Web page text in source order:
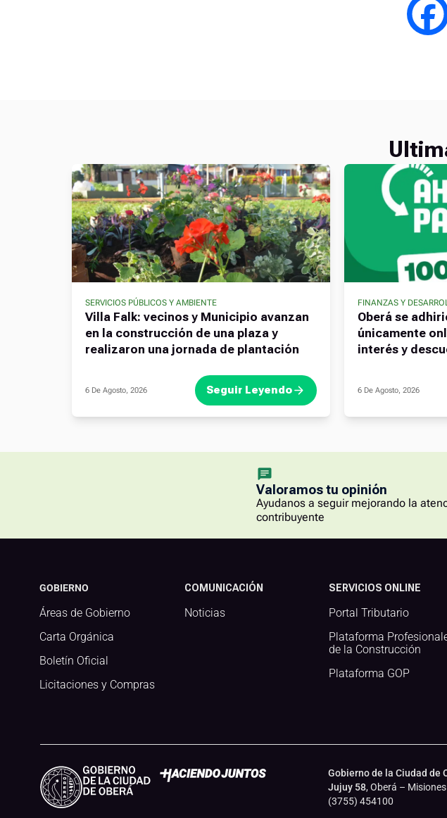
SERVICIOS PÚBLICOS Y AMBIENTE
Villa Falk: vecinos y Municipio avanzan
en la construcción de una plaza y
realizaron una jornada de plantación
6 De Agosto, 2026 Seguir Leyendo
FINANZAS Y
Oberá se
únicamente
interés y
6 De Agosto, 2026
Valoramos tu opinión
Ayudanos a seguir mejorando la
contribuyente
GOBIERNO
Áreas de Gobierno
Carta Orgánica
Boletín Oficial
Licitaciones y Compras
COMUNICACIÓN
Noticias
SERVICIOS ONLINE
Portal Tributario
Plataforma
de la Construcción
Plataforma GOP
Gobierno de la Ciudad de
Jujuy 58, Oberá – Misiones
(3755) 454100